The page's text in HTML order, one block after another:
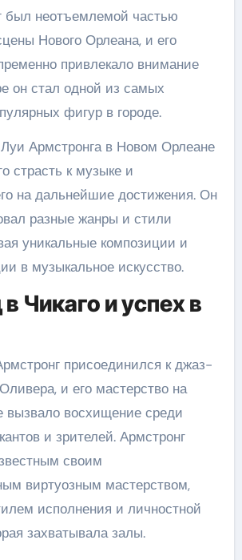
был неотъемлемой частью
Нового Орлеана, и его
привлекало внимание
он стал одной из самых
фигур в городе.
Армстронга в Новом Орлеане
страсть к музыке и
на дальнейшие достижения. Он
разные жанры и стили
уникальные композиции и
в музыкальное искусство.
Чикаго и успех в
присоединился к джаз-
и его мастерство на
вызвало восхищение среди
и зрителей. Армстронг
своим
виртуозным мастерством,
исполнения и личностной
захватывала залы.